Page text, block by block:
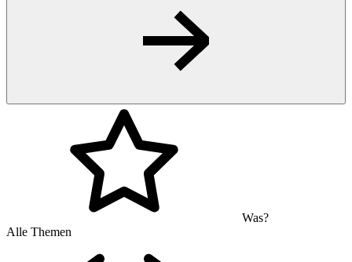
Was?
Alle Themen